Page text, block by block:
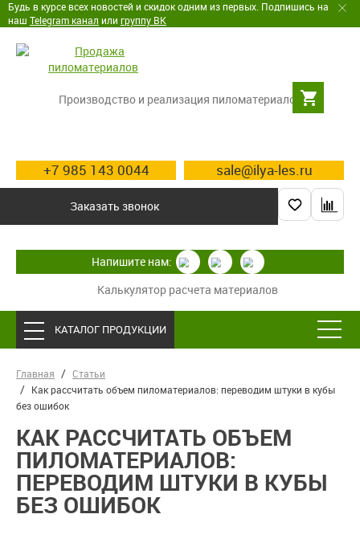
Будь в курсе всех новостей и скидок одним из первых. Подпишись на
наш Telegram канал или группу ВК
Производство и реализация пиломатериалов
+7 985 143 0044 sale@ilya-les.ru
Заказать звонок
Калькулятор расчета материалов
Напишите нам:
КАТАЛОГ ПРОДУКЦИИ
Главная
Статьи
Как рассчитать объем пиломатериалов: переводим штуки в кубы
без ошибок
КАК РАССЧИТАТЬ ОБЪЕМ
ПИЛОМАТЕРИАЛОВ:
ПЕРЕВОДИМ ШТУКИ В КУБЫ
БЕЗ ОШИБОК